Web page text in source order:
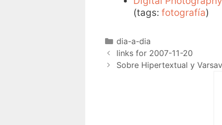
(tags: fotografía)
dia-a-dia
links for 2007-11-20
Sobre Hipertextual y